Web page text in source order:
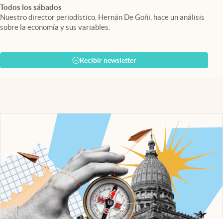
Todos los sábados
Nuestro director periodístico, Hernán De Goñi, hace un análisis
sobre la economía y sus variables.
Recibir newsletter